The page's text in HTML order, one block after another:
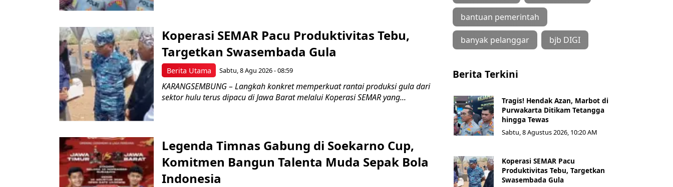
Berita Utama
Koperasi SEMAR Pacu Produktivitas Tebu,
Targetkan Swasembada Gula
Sabtu, 8 Agu 2026 - 08:59
KARANGSEMBUNG – Langkah konkret memperkuat rantai produksi gula dari
sektor hulu terus dipacu di Jawa Barat melalui Koperasi SEMAR yang...
Legenda Timnas Gabung di Soekarno Cup,
Komitmen Bangun Talenta Muda Sepak Bola
Indonesia
bantuan pemerintah
banyak pelanggar bjb DIGI
Berita Terkini
Tragis! Hendak Azan, Marbot di
Purwakarta Ditikam Tetangga
hingga Tewas
Sabtu, 8 Agustus 2026, 10:20 AM
Koperasi SEMAR Pacu
Produktivitas Tebu, Targetkan
Swasembada Gula